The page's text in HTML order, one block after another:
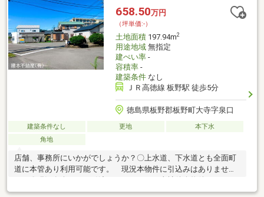
658.50万円
（坪単価:-）
土地面積197.94m2
用途地域無指定
建ぺい率-
容積率-
建築条件なし
ＪＲ高徳線 板野駅 徒歩5分
徳島県板野郡板野町大寺字泉口
建築条件なし 更地
本下水
角地
店舗、事務所にいかがでしょうか？〇上水道、下水道とも全面町
道に本管あり利用可能です。 現況本物件に引込みはありませ
お問合せお待ちしております～